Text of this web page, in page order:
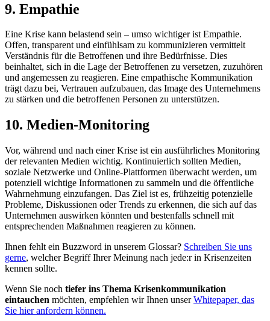
9. Empathie
Eine Krise kann belastend sein – umso wichtiger ist Empathie.
Offen, transparent und einfühlsam zu kommunizieren vermittelt
Verständnis für die Betroffenen und ihre Bedürfnisse. Dies
beinhaltet, sich in die Lage der Betroffenen zu versetzen, zuzuhören
und angemessen zu reagieren. Eine empathische Kommunikation
trägt dazu bei, Vertrauen aufzubauen, das Image des Unternehmens
zu stärken und die betroffenen Personen zu unterstützen.
10. Medien-Monitoring
Vor, während und nach einer Krise ist ein ausführliches Monitoring
der relevanten Medien wichtig. Kontinuierlich sollten Medien,
soziale Netzwerke und Online-Plattformen überwacht werden, um
potenziell wichtige Informationen zu sammeln und die öffentliche
Wahrnehmung einzufangen. Das Ziel ist es, frühzeitig potenzielle
Probleme, Diskussionen oder Trends zu erkennen, die sich auf das
Unternehmen auswirken könnten und bestenfalls schnell mit
entsprechenden Maßnahmen reagieren zu können.
Ihnen fehlt ein Buzzword in unserem Glossar? Schreiben Sie uns
gerne, welcher Begriff Ihrer Meinung nach jede:r in Krisenzeiten
kennen sollte.
Wenn Sie noch tiefer ins Thema Krisenkommunikation
eintauchen möchten, empfehlen wir Ihnen unserWhitepaper, das
Sie hier anfordern können.